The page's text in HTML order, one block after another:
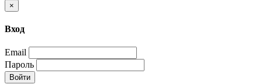
×
Вход
Email
Пароль
Войти